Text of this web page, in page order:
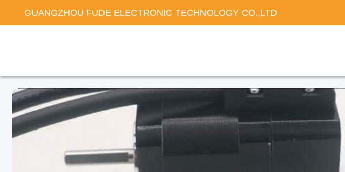
GUANGZHOU FUDE ELECTRONIC TECHNOLOGY CO.,LTD